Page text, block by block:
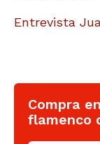
Entrevista
Compra
flamenco